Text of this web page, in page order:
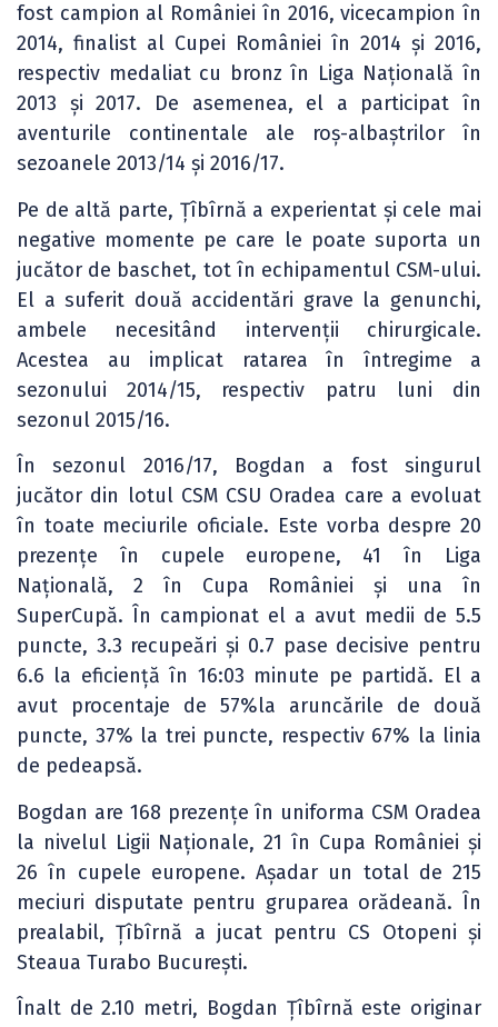
fost campion al României în 2016, vicecampion în
2014, finalist al Cupei României în 2014 și 2016,
respectiv medaliat cu bronz în Liga Națională în
2013 și 2017. De asemenea, el a participat în
aventurile continentale ale roș-albaștrilor în
sezoanele 2013/14 și 2016/17.
Pe de altă parte, Țîbîrnă a experientat și cele mai
negative momente pe care le poate suporta un
jucător de baschet, tot în echipamentul CSM-ului.
El a suferit două accidentări grave la genunchi,
ambele necesitând intervenții chirurgicale.
Acestea au implicat ratarea în întregime a
sezonului 2014/15, respectiv patru luni din
sezonul 2015/16.
În sezonul 2016/17, Bogdan a fost singurul
jucător din lotul CSM CSU Oradea care a evoluat
în toate meciurile oficiale. Este vorba despre 20
prezențe în cupele europene, 41 în Liga
Națională, 2 în Cupa României și una în
SuperCupă. În campionat el a avut medii de 5.5
puncte, 3.3 recupeări și 0.7 pase decisive pentru
6.6 la eficiență în 16:03 minute pe partidă. El a
avut procentaje de 57%la aruncările de două
puncte, 37% la trei puncte, respectiv 67% la linia
de pedeapsă.
Bogdan are 168 prezențe în uniforma CSM Oradea
la nivelul Ligii Naționale, 21 în Cupa României și
26 în cupele europene. Așadar un total de 215
meciuri disputate pentru gruparea orădeană. În
prealabil, Țîbîrnă a jucat pentru CS Otopeni și
Steaua Turabo București.
Înalt de 2.10 metri, Bogdan Țîbîrnă este originar